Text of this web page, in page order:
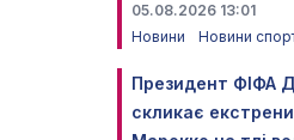
05.08.2026 13:01
Новини
Новини
Президент ФІФА
скликає